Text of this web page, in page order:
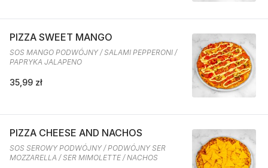
PIZZA SWEET MANGO
SOS MANGO PODWÓJNY / SALAMI PEPPERONI /
PAPRYKA JALAPENO
35,99 zł
PIZZA CHEESE AND NACHOS
SOS SEROWY PODWÓJNY / PODWÓJNY SER
MOZZARELLA / SER MIMOLETTE / NACHOS